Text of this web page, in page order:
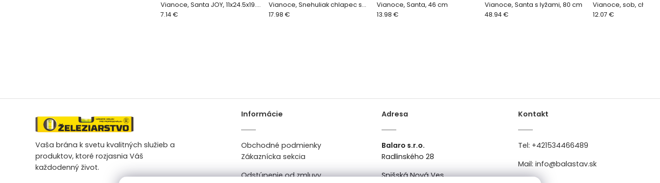
Vianoce, Santa JOY, 11x24.5x19.5
cm
7.14 €
Vianoce, Snehuliak chlapec s
lyžami, 60 cm
17.98 €
Vianoce, Santa, 46 cm
13.98 €
Vianoce, Santa s lyžami, 80 cm
48.94 €
Vianoce, sob,
cm
12.07 €
Vaša brána k svetu kvalitných služieb a
produktov, ktoré rozjasnia Váš
každodenný život.
Informácie
Obchodné podmienky
Zákaznícka sekcia
Odstúpenie od zmluvy
Adresa
Balaro s.r.o.
Radlinského 28
Spišská Nová Ves
Kontakt
Tel: +421534466489
Mail: info@balastav.sk